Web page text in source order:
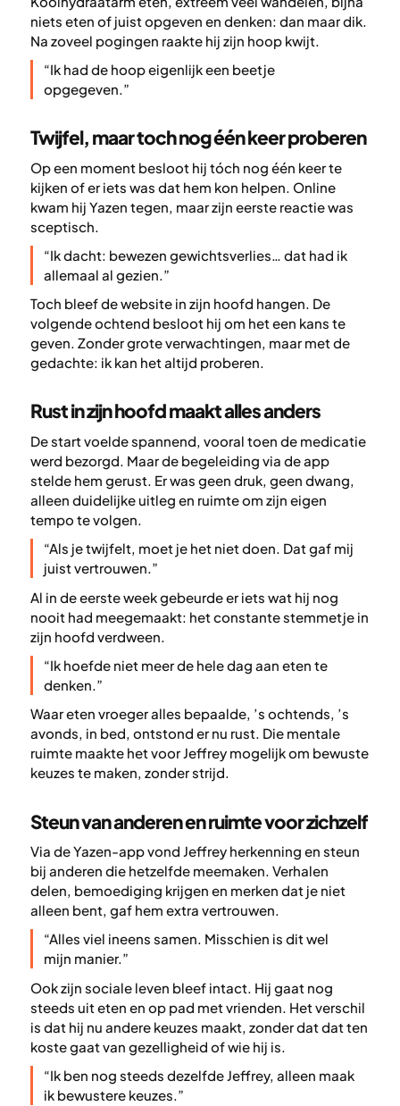
niets eten of juist opgeven en denken: dan maar dik.
Na zoveel pogingen raakte hij zijn hoop kwijt.
“Ik had de hoop eigenlijk een beetje
opgegeven.”
Twijfel, maar toch nog één keer proberen
Op een moment besloot hij tóch nog één keer te
kijken of er iets was dat hem kon helpen. Online
kwam hij Yazen tegen, maar zijn eerste reactie was
sceptisch.
“Ik dacht: bewezen gewichtsverlies… dat had ik
allemaal al gezien.”
Toch bleef de website in zijn hoofd hangen. De
volgende ochtend besloot hij om het een kans te
geven. Zonder grote verwachtingen, maar met de
gedachte: ik kan het altijd proberen.
Rust in zijn hoofd maakt alles anders
De start voelde spannend, vooral toen de medicatie
werd bezorgd. Maar de begeleiding via de app
stelde hem gerust. Er was geen druk, geen dwang,
alleen duidelijke uitleg en ruimte om zijn eigen
tempo te volgen.
“Als je twijfelt, moet je het niet doen. Dat gaf mij
juist vertrouwen.”
Al in de eerste week gebeurde er iets wat hij nog
nooit had meegemaakt: het constante stemmetje in
zijn hoofd verdween.
“Ik hoefde niet meer de hele dag aan eten te
denken.”
Waar eten vroeger alles bepaalde, ’s ochtends, ’s
avonds, in bed, ontstond er nu rust. Die mentale
ruimte maakte het voor Jeffrey mogelijk om bewuste
keuzes te maken, zonder strijd.
Steun van anderen en ruimte voor zichzelf
Via de Yazen-app vond Jeffrey herkenning en steun
bij anderen die hetzelfde meemaken. Verhalen
delen, bemoediging krijgen en merken dat je niet
alleen bent, gaf hem extra vertrouwen.
“Alles viel ineens samen. Misschien is dit wel
mijn manier.”
Ook zijn sociale leven bleef intact. Hij gaat nog
steeds uit eten en op pad met vrienden. Het verschil
is dat hij nu andere keuzes maakt, zonder dat dat ten
koste gaat van gezelligheid of wie hij is.
“Ik ben nog steeds dezelfde Jeffrey, alleen maak
ik bewustere keuzes.”